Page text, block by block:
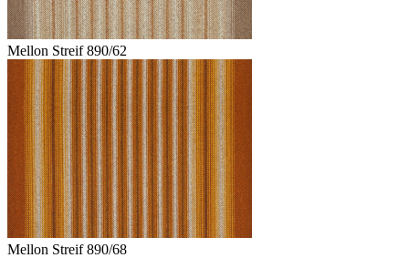
Mellon Streif 890/62
Mellon Streif 890/68